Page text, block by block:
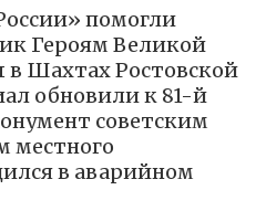
помогли
Героям Великой
в Шахтах Ростовской
обновили к 81-й
советским
местного
в аварийном